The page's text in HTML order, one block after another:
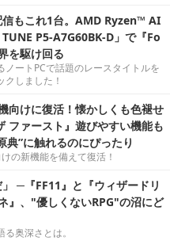
信もこれ1台。AMD Ryzen™ AI
P5-A7G60BK-D」で『Fo
を駆け回る
ートPCで話題のレースタイトルを
しました！
向けに復活！懐かしくも色褪せ
ファースト』遊びやすい機能も
典”に触れるのにぴったり
の新機能を備えて復活！
」 ─『FF11』と『ウィザードリ
』、"優しくないRPG"の沼にど
奥深さとは。